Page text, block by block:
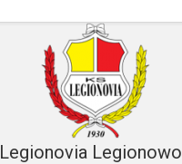
Legionovia Legionowo